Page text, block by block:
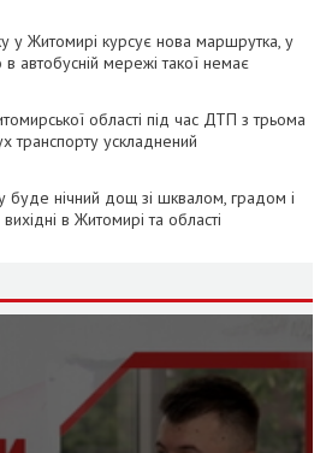
у Житомирі курсує нова маршрутка, у
автобусній мережі такої немає
області під час ДТП з трьома
транспорту ускладнений
буде нічний дощ зі шквалом, градом і
в Житомирі та області